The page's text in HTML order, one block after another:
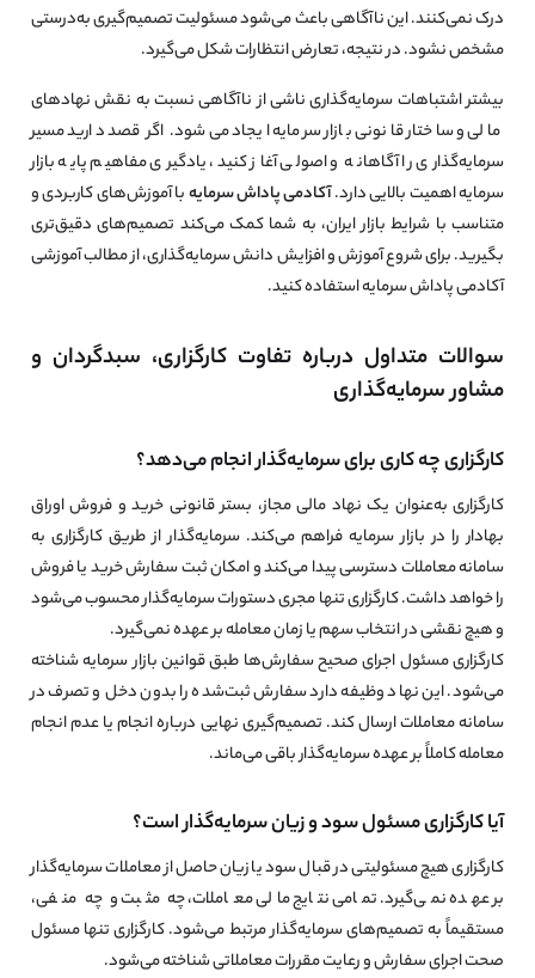
درک نمی‌کنند. این ناآگاهی باعث می‌شود مسئولیت تصمیم‌گیری به‌درستی
مشخص نشود. در نتیجه، تعارض انتظارات شکل می‌گیرد.
بیشتر اشتباهات سرمایه‌گذاری ناشی از ناآگاهی نسبت به نقش نهادهای
مالی و ساختار قانونی بازار سرمایه ایجاد می‌شود. اگر قصد دارید مسیر
سرمایه‌گذاری را آگاهانه و اصولی آغاز کنید، یادگیری مفاهیم پایه بازار
سرمایه اهمیت بالایی دارد.آکادمی پاداش سرمایهبا آموزش‌های کاربردی و
متناسب با شرایط بازار ایران، به شما کمک می‌کند تصمیم‌های دقیق‌تری
بگیرید. برای شروع آموزش و افزایش دانش سرمایه‌گذاری، از مطالب آموزشی
آکادمی پاداش سرمایه استفاده کنید.
سوالات متداول درباره تفاوت کارگزاری، سبدگردان و
مشاور سرمایه‌گذاری
کارگزاری چه کاری برای سرمایه‌گذار انجام می‌دهد؟
کارگزاری به‌عنوان یک نهاد مالی مجاز، بستر قانونی خرید و فروش اوراق
بهادار را در بازار سرمایه فراهم می‌کند. سرمایه‌گذار از طریق کارگزاری به
سامانه معاملات دسترسی پیدا می‌کند و امکان ثبت سفارش خرید یا فروش
را خواهد داشت. کارگزاری تنها مجری دستورات سرمایه‌گذار محسوب می‌شود
و هیچ نقشی در انتخاب سهم یا زمان معامله بر عهده نمی‌گیرد.
کارگزاری مسئول اجرای صحیح سفارش‌ها طبق قوانین بازار سرمایه شناخته
می‌شود. این نهاد وظیفه دارد سفارش ثبت‌شده را بدون دخل و تصرف در
سامانه معاملات ارسال کند. تصمیم‌گیری نهایی درباره انجام یا عدم انجام
معامله کاملاً بر عهده سرمایه‌گذار باقی می‌ماند.
آیا کارگزاری مسئول سود و زیان سرمایه‌گذار است؟
کارگزاری هیچ مسئولیتی در قبال سود یا زیان حاصل از معاملات سرمایه‌گذار
بر عهده نمی‌گیرد. تمامی نتایج مالی معاملات، چه مثبت و چه منفی،
مستقیماً به تصمیم‌های سرمایه‌گذار مرتبط می‌شود. کارگزاری تنها مسئول
صحت اجرای سفارش و رعایت مقررات معاملاتی شناخته می‌شود.